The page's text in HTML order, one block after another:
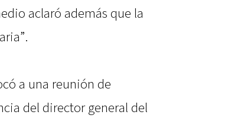
aclaró además que la
a una reunión de
del director general del